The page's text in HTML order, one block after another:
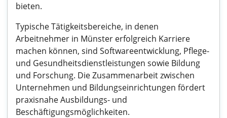
bieten.
Typische Tätigkeitsbereiche, in denen
Arbeitnehmer in Münster erfolgreich Karriere
machen können, sind Softwareentwicklung, Pflege-
und Gesundheitsdienstleistungen sowie Bildung
und Forschung. Die Zusammenarbeit zwischen
Unternehmen und Bildungseinrichtungen fördert
praxisnahe Ausbildungs- und
Beschäftigungsmöglichkeiten.